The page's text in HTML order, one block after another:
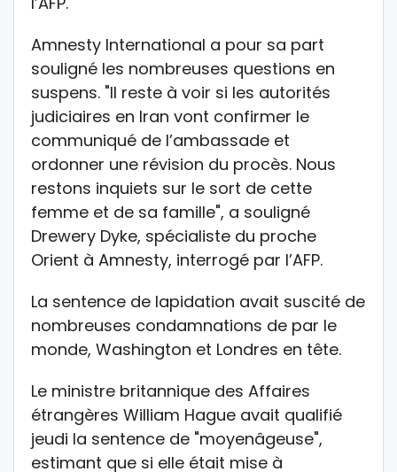
Amnesty International a pour sa part
souligné les nombreuses questions en
suspens. "Il reste à voir si les autorités
judiciaires en Iran vont confirmer le
communiqué de l’ambassade et
ordonner une révision du procès. Nous
restons inquiets sur le sort de cette
femme et de sa famille", a souligné
Drewery Dyke, spécialiste du proche
Orient à Amnesty, interrogé par l’AFP.
La sentence de lapidation avait suscité de
nombreuses condamnations de par le
monde, Washington et Londres en tête.
Le ministre britannique des Affaires
étrangères William Hague avait qualifié
jeudi la sentence de "moyenâgeuse",
estimant que si elle était mise à